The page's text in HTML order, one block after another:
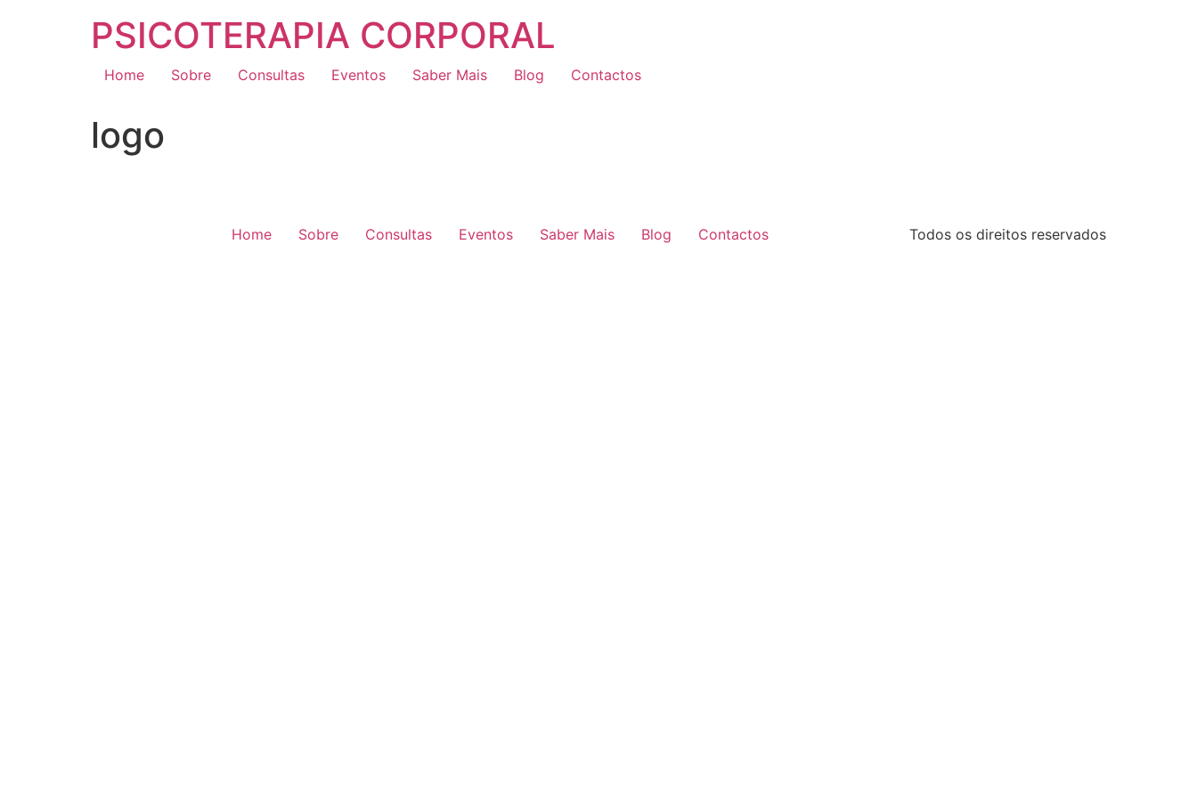
PSICOTERAPIA CORPORAL
Home Sobre Consultas Eventos Saber Mais Blog Contactos
logo
Home Sobre Consultas Eventos Saber Mais Blog Contactos Todos os direitos reservados